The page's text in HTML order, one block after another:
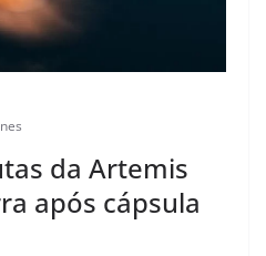
da Artemis
após cápsula